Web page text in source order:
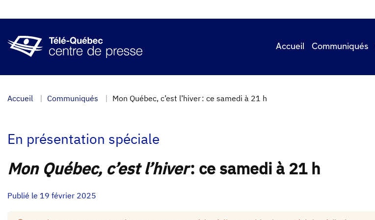
au
principal
Accueil Communiqués
Accueil Communiqués Mon Québec, c’est l’hiver : ce samedi à 21 h
En présentation spéciale
Mon Québec, c’est l’hiver: ce samedi à 21 h
Publié le 19 février 2025